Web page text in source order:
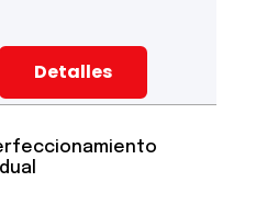
Detalles